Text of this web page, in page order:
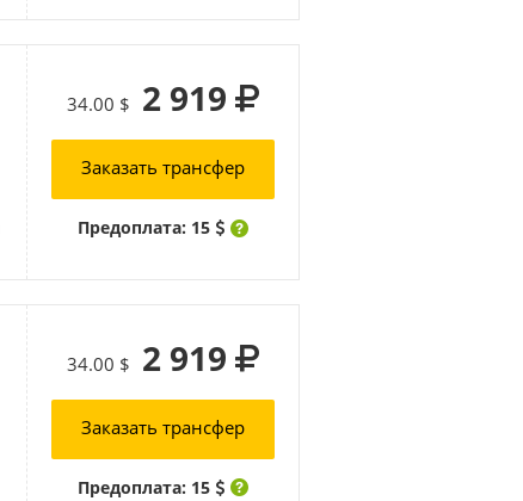
34.00 $ 2 919
Заказать трансфер
Предоплата: 15
34.00 $ 2 919
Заказать трансфер
Предоплата: 15